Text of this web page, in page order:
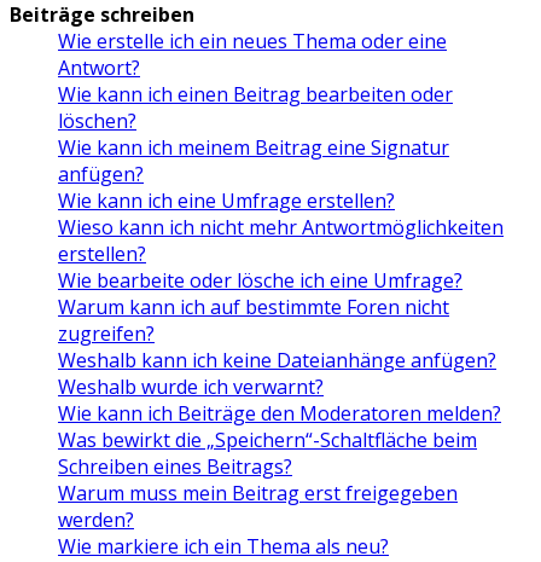
Beiträge schreiben
Wie erstelle ich ein neues Thema oder eine
Antwort?
Wie kann ich einen Beitrag bearbeiten oder
löschen?
Wie kann ich meinem Beitrag eine Signatur
anfügen?
Wie kann ich eine Umfrage erstellen?
Wieso kann ich nicht mehr Antwortmöglichkeiten
erstellen?
Wie bearbeite oder lösche ich eine Umfrage?
Warum kann ich auf bestimmte Foren nicht
zugreifen?
Weshalb kann ich keine Dateianhänge anfügen?
Weshalb wurde ich verwarnt?
Wie kann ich Beiträge den Moderatoren melden?
Was bewirkt die „Speichern“-Schaltfläche beim
Schreiben eines Beitrags?
Warum muss mein Beitrag erst freigegeben
werden?
Wie markiere ich ein Thema als neu?